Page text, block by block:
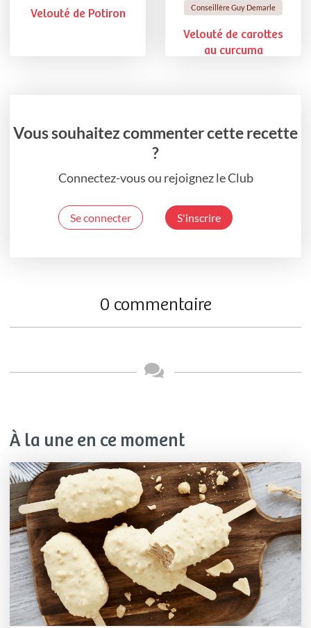
Velouté de Potiron
Conseillère Guy Demarle
Velouté de carottes
au curcuma
Vous souhaitez commenter cette recette
?
Connectez-vous ou rejoignez le Club
Se connecter S'inscrire
0 commentaire
À la une en ce moment